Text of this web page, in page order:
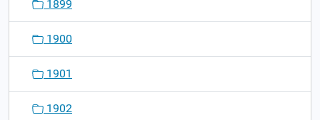
1899
1900
1901
1902